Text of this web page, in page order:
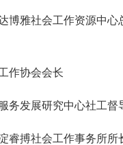
博雅社会工作资源中
作协会会长
务发展研究中心社工督
睿搏社会工作事务所